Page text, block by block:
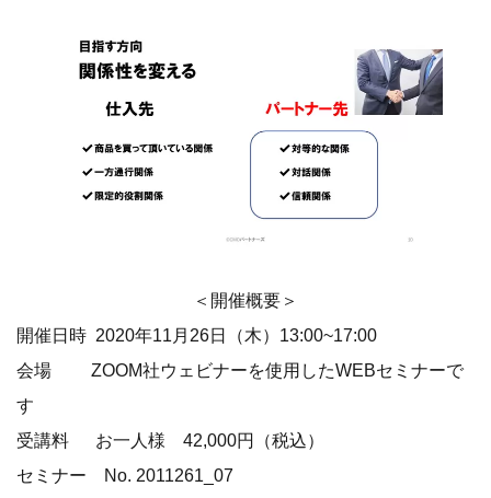
＜開催概要＞
開催日時 2020年11月26日（木）13:00~17:00
会場 ZOOM社ウェビナーを使用したWEBセミナーで
す
受講料 お一人様 42,000円（税込）
セミナー No. 2011261_07